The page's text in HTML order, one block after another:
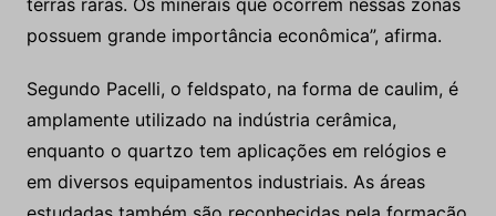
possuem grande importância econômica”, afirma.
Segundo Pacelli, o feldspato, na forma de caulim, é
amplamente utilizado na indústria cerâmica,
enquanto o quartzo tem aplicações em relógios e
em diversos equipamentos industriais. As áreas